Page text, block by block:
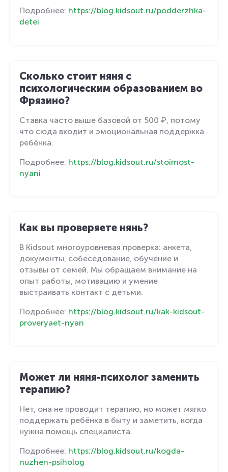
Подробнее: https://blog.kidsout.ru/podderzhka-
detei
Сколько стоит няня с
психологическим образованием во
Фрязино?
Ставка часто выше базовой от 500 ₽, потому
что сюда входит и эмоциональная поддержка
ребёнка.
Подробнее: https://blog.kidsout.ru/stoimost-
nyani
Как вы проверяете нянь?
В Kidsout многоуровневая проверка: анкета,
документы, собеседование, обучение и
отзывы от семей. Мы обращаем внимание на
опыт работы, мотивацию и умение
выстраивать контакт с детьми.
Подробнее: https://blog.kidsout.ru/kak-kidsout-
proveryaet-nyan
Может ли няня-психолог заменить
терапию?
Нет, она не проводит терапию, но может мягко
поддержать ребёнка в быту и заметить, когда
нужна помощь специалиста.
Подробнее: https://blog.kidsout.ru/kogda-
nuzhen-psiholog